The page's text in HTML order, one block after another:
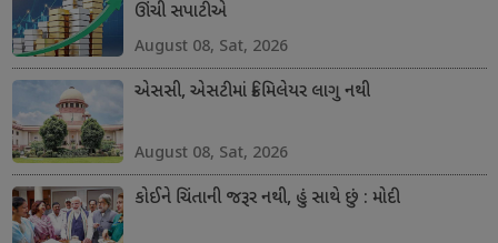
ઊંચી સપાટીએ
August 08, Sat, 2026
એસસી, એસટીમાં ક્રિમિલેયર લાગુ નથી
August 08, Sat, 2026
કોઈને ચિંતાની જરૂર નથી, હું સાથે છું : મોદી